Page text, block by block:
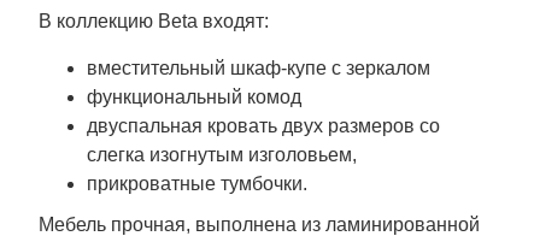
В коллекцию Beta входят:
вместительный шкаф-купе с зеркалом
функциональный комод
двуспальная кровать двух размеров со
слегка изогнутым изголовьем,
прикроватные тумбочки.
Мебель прочная, выполнена из ламинированной